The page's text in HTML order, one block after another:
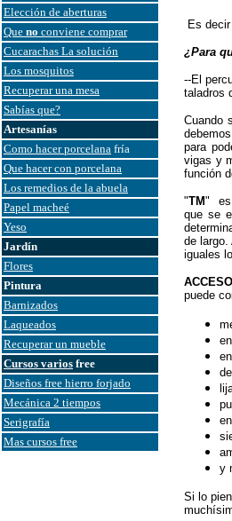
Elección de aberturas
Que no conviene comprar
Cucarachas La solución
Los mosquitos
Recuperar una mesa
Sabías que?
Artesanías
Como hacer porcelana fría
Que hacer con porcelana
Los remedios de la abuela
Papel macheé
Yeso
Jardín
Flores
Pintura
Barnizados
Laqueados
Recuperar un mueble
Cursos varios free
Diseños free hierro forjado
Mecánica 2 tiempos
Serigrafía
Mas cursos free
Es
¿Para
--El
taladros
Cuando
para
vigas y
función
"TM" es
que se
de largo.
iguales
puede
y
Si lo